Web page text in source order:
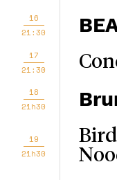
16
21:30
17
21:30
18
21h30
19
21h30